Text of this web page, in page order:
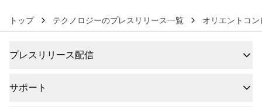
トップ テクノロジーのプレスリリース一覧 オリエントコ
プレスリリース配信
サポート